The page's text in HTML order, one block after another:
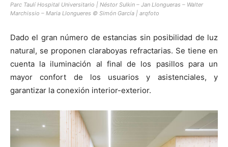
Parc Taulí Hospital Universitario | Néstor Sulkin – Jan Llongueras – Walter
Marchissio – Maria Llongueres © Simón García | arqfoto
Dado el gran número de estancias sin posibilidad de luz
natural, se proponen claraboyas refractarias. Se tiene en
cuenta la iluminación al final de los pasillos para un
mayor confort de los usuarios y asistenciales, y
garantizar la conexión interior-exterior.